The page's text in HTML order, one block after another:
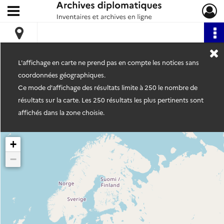
Archives diplomatiques
Ouvrir le menu déroulant
L'affichage en carte ne prend pas en compte les notices sans
coordonnées géographiques.
Ce mode d'affichage des résultats limite à 250 le nombre de
résultats sur la carte. Les 250 résultats les plus pertinents sont
affichés dans la zone choisie.
+
−